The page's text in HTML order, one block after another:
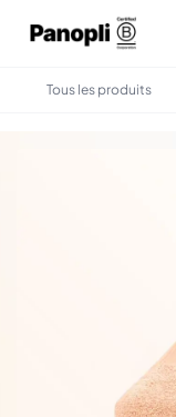
Tous les produits